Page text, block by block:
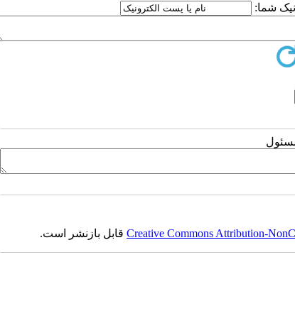
شما:
Creative Commons Attribution-قابل بازنشر است.